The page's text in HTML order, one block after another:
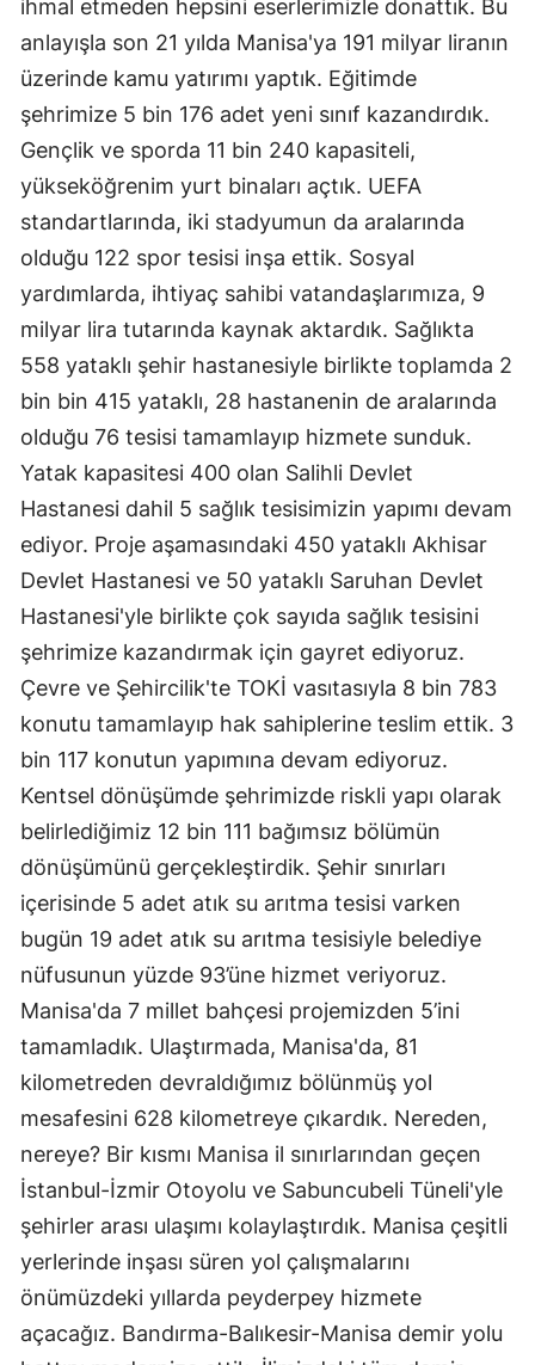
ihmal etmeden hepsini eserlerimizle donattık. Bu
anlayışla son 21 yılda Manisa'ya 191 milyar liranın
üzerinde kamu yatırımı yaptık. Eğitimde
şehrimize 5 bin 176 adet yeni sınıf kazandırdık.
Gençlik ve sporda 11 bin 240 kapasiteli,
yükseköğrenim yurt binaları açtık. UEFA
standartlarında, iki stadyumun da aralarında
olduğu 122 spor tesisi inşa ettik. Sosyal
yardımlarda, ihtiyaç sahibi vatandaşlarımıza, 9
milyar lira tutarında kaynak aktardık. Sağlıkta
558 yataklı şehir hastanesiyle birlikte toplamda 2
bin bin 415 yataklı, 28 hastanenin de aralarında
olduğu 76 tesisi tamamlayıp hizmete sunduk.
Yatak kapasitesi 400 olan Salihli Devlet
Hastanesi dahil 5 sağlık tesisimizin yapımı devam
ediyor. Proje aşamasındaki 450 yataklı Akhisar
Devlet Hastanesi ve 50 yataklı Saruhan Devlet
Hastanesi'yle birlikte çok sayıda sağlık tesisini
şehrimize kazandırmak için gayret ediyoruz.
Çevre ve Şehircilik'te TOKİ vasıtasıyla 8 bin 783
konutu tamamlayıp hak sahiplerine teslim ettik. 3
bin 117 konutun yapımına devam ediyoruz.
Kentsel dönüşümde şehrimizde riskli yapı olarak
belirlediğimiz 12 bin 111 bağımsız bölümün
dönüşümünü gerçekleştirdik. Şehir sınırları
içerisinde 5 adet atık su arıtma tesisi varken
bugün 19 adet atık su arıtma tesisiyle belediye
nüfusunun yüzde 93’üne hizmet veriyoruz.
Manisa'da 7 millet bahçesi projemizden 5’ini
tamamladık. Ulaştırmada, Manisa'da, 81
kilometreden devraldığımız bölünmüş yol
mesafesini 628 kilometreye çıkardık. Nereden,
nereye? Bir kısmı Manisa il sınırlarından geçen
İstanbul-İzmir Otoyolu ve Sabuncubeli Tüneli'yle
şehirler arası ulaşımı kolaylaştırdık. Manisa çeşitli
yerlerinde inşası süren yol çalışmalarını
önümüzdeki yıllarda peyderpey hizmete
açacağız. Bandırma-Balıkesir-Manisa demir yolu